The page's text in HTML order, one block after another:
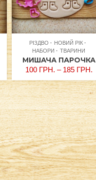
РІЗДВО
НОВИЙ РІК
НАБОРИ
ТВАРИНИ
МИШАЧА ПАРОЧКА
100 ГРН. – 185 ГРН.